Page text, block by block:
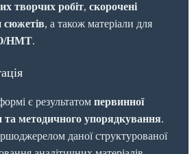
творчих робіт, скорочені
сюжетів, а також матеріали для
НМТ.
є результатом первинної
та методичного упорядкування.
даної структурованої